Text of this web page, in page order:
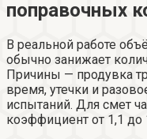
поправочных
В реальной работе
обычно занижает
Причины — продувка
время, утечки и
испытаний. Для смет
коэффициент от 1,1 до